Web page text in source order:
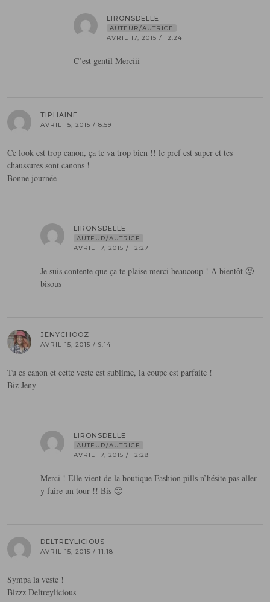
LIRONSDELLE
AUTEUR/AUTRICE
AVRIL 17, 2015 / 12:24
C’est gentil Merciii
TIPHAINE
AVRIL 15, 2015 / 8:59
Ce look est trop canon, ça te va trop bien !! le pref est super et tes
chaussures sont canons !
Bonne journée
LIRONSDELLE
AUTEUR/AUTRICE
AVRIL 17, 2015 / 12:27
Je suis contente que ça te plaise merci beaucoup ! À bientôt 🙂
bisous
JENYCHOOZ
AVRIL 15, 2015 / 9:14
Tu es canon et cette veste est sublime, la coupe est parfaite !
Biz Jeny
LIRONSDELLE
AUTEUR/AUTRICE
AVRIL 17, 2015 / 12:28
Merci ! Elle vient de la boutique Fashion pills n’hésite pas aller
y faire un tour !! Bis 🙂
DELTREYLICIOUS
AVRIL 15, 2015 / 11:18
Sympa la veste !
Bizzz Deltreylicious